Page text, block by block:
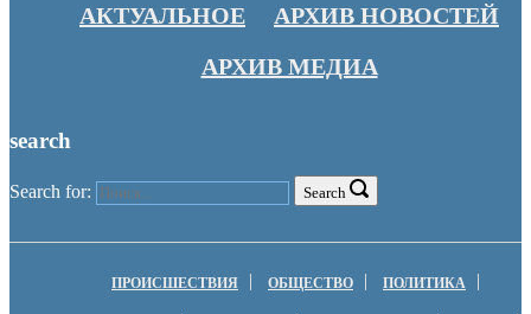
АКТУАЛЬНОЕ
АРХИВ НОВОСТЕЙ
АРХИВ МЕДИА
search
Search for: Search
ПРОИСШЕСТВИЯ ОБЩЕСТВО ПОЛИТИКА